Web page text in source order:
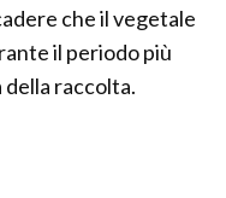
che il vegetale
il periodo più
della raccolta.